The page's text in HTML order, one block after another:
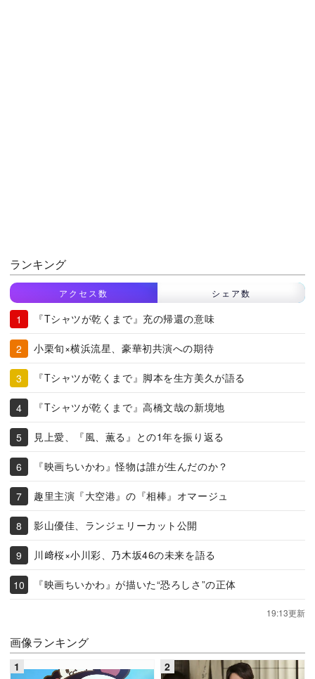
ランキング
アクセス数 シェア数
『Tシャツが乾くまで』充の帰還の意味
小栗旬×横浜流星、豪華初共演への期待
『Tシャツが乾くまで』脚本を生方美久が語る
『Tシャツが乾くまで』高橋文哉の新境地
見上愛、『風、薫る』との1年を振り返る
『映画ちいかわ』怪物は誰が生んだのか？
趣里主演『大空港』の『相棒』オマージュ
影山優佳、ランジェリーカット公開
川﨑桜×小川彩、乃木坂46の未来を語る
『映画ちいかわ』が描いた“恐ろしさ”の正体
19:13更新
画像ランキング